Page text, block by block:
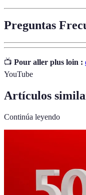
Preguntas
📺 Pour aller plus loin :
YouTube
Artículos
Continúa leyendo